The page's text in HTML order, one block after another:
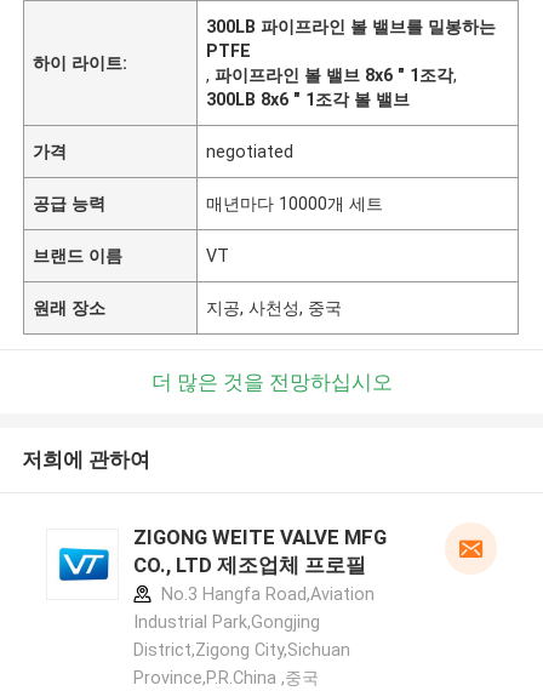
하이 라이트:
300LB 파이프라인 볼 밸브를 밀봉하는
PTFE
,파이프라인 볼 밸브 8x6 " 1조각,
300LB 8x6 " 1조각 볼 밸브
가격 negotiated
공급 능력 매년마다 10000개 세트
브랜드 이름 VT
원래 장소 지공, 사천성, 중국
더 많은 것을 전망하십시오
저희에 관하여
ZIGONG WEITE VALVE MFG
CO., LTD 제조업체 프로필
No.3 Hangfa Road,Aviation
Industrial Park,Gongjing
District,Zigong City,Sichuan
Province,P.R.China ,중국